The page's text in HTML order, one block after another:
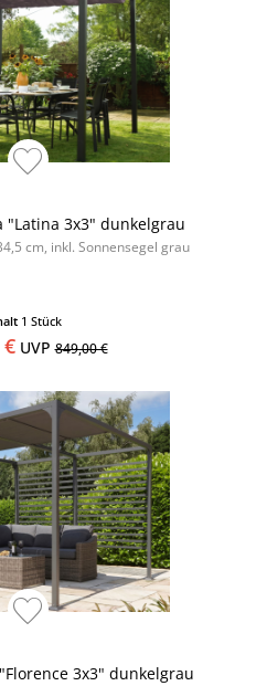
"Latina 3x3" dunkelgrau
cm, inkl. Sonnensegel grau
1 Stück
UVP849,00 €
3x3" dunkelgrau